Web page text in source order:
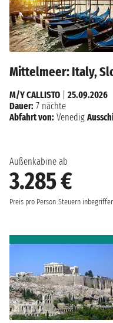
Mittelmeer: Italy,
Außenkabine ab
3.285 €
Preis pro Person Steuern
M/Y CALLISTO
25.09.2026
Dauer: 7 nächte
Abfahrt von: Venedig